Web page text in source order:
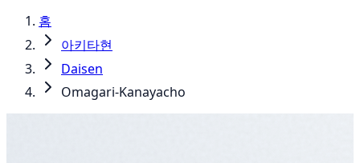
홈
아키타현
Daisen
Omagari-Kanayacho